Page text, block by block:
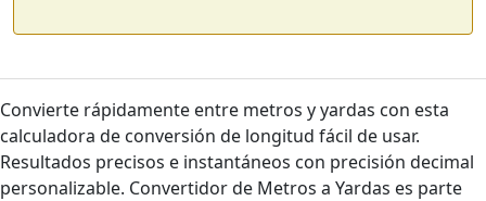
Convierte rápidamente entre metros y yardas con esta
calculadora de conversión de longitud fácil de usar.
Resultados precisos e instantáneos con precisión decimal
personalizable. Convertidor de Metros a Yardas es parte